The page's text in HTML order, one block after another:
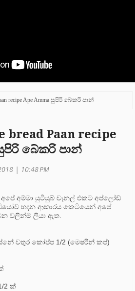
recipe Ape Amma සුපිරි බේකරි පාන්
bread Paan recipe
බේකරි පාන්
| 10:48 PM
අපේ අම්මා යුටියුබ් චැනල් එකට අප්ලෝඩ්
හදන ආකාරය කෙටියෙන් අපේ
වලින්ම ලියා ඇත.
වතුර කෝප්ප 1/2 (මෙෂරින් කප්)
2 ක්‌